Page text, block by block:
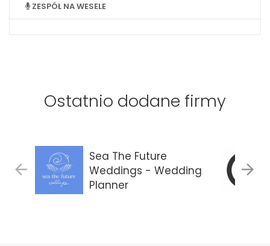
ZESPÓŁ NA WESELE
Ostatnio dodane firmy
Sea The Future
Weddings - Wedding
Planner